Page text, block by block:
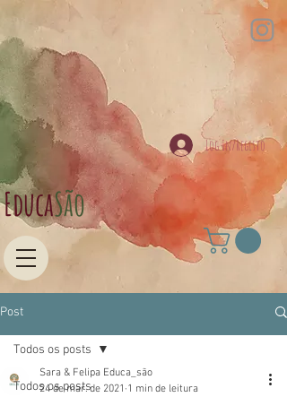
Log In/Registo
Educa​São
Post
Todos os posts
Todos os posts
Sara & Felipa Educa_são
24 de mar. de 2021 1 min de leitura